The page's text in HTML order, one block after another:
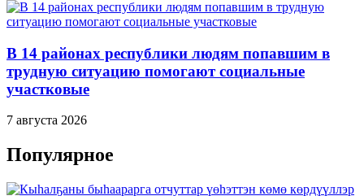
В 14 районах республики людям попавшим в
трудную ситуацию помогают социальные
участковые
7 августа 2026
Популярное